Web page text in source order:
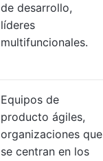
de desarrollo,
líderes
multifuncionales.
Equipos de
producto ágiles,
organizaciones que
se centran en los